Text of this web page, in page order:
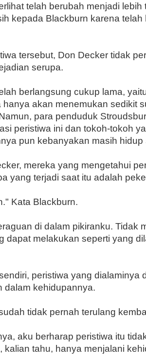
telah berubah menjadi lebih
kepada Blackburn karena telah
tersebut, Don Decker tidak
serupa.
berlangsung cukup lama,
hanya akan menemukan sedikit
para penduduk
peristiwa ini dan tokoh-tokoh
pun kebanyakan masih hidup
mereka yang mengetahui
yang terjadi saat itu adalah
Kata Blackburn.
di dalam pikiranku. Tidak
dapat melakukan seperti yang
peristiwa yang dialaminya
dalam kehidupannya.
tidak pernah terulang
aku berharap peristiwa itu
kalian tahu, hanya menjalani